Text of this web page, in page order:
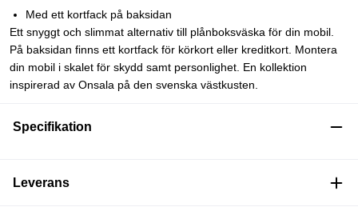
Med ett kortfack på baksidan
Ett snyggt och slimmat alternativ till plånboksväska för din mobil.
På baksidan finns ett kortfack för körkort eller kreditkort. Montera
din mobil i skalet för skydd samt personlighet. En kollektion
inspirerad av Onsala på den svenska västkusten.
Specifikation
Leverans